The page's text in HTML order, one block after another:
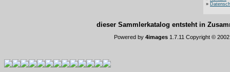
»
dieser Sammlerkatalog entsteht in
Powered by 4images 1.7.11 Copyright ©